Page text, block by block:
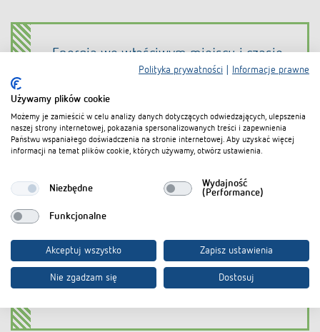
Energia we właściwym miejscu i czasie
może obejść się bez kwestii zużycia energii.
Jednak wiele dobrych pomysłów jest często
hamowanych przez wygodę ludzi i strach przed
utratą komfortu. Nie ma jednak potrzeby, aby
oświetlone od piwnicy po dach. Ludzie potrzebują
komfortu tylko w swoim bezpośrednim otoczeniu;
w najlepszym przypadku przenosi się on wraz z
nimi z pokoju do pokoju jak ochronny kokon
ciepła, światła i powietrza. To właśnie ta strefa
komfortu wokół ludzi jest celem koncepcji
automatyki budynkowej skoncentrowanej na
człowieku.
Polityka prywatności Informacje prawne
Używamy plików cookie
Możemy je zamieścić w celu analizy danych dotyczących odwiedzających, ulepszenia
naszej strony internetowej, pokazania spersonalizowanych treści i zapewnienia
Państwu wspaniałego doświadczenia na stronie internetowej. Aby uzyskać więcej
informacji na temat plików cookie, których używamy, otwórz ustawienia.
Niezbędne
Wydajność
(Performance)
Funkcjonalne
Akceptuj wszystko Zapisz ustawienia
Nie zgadzam się Dostosuj